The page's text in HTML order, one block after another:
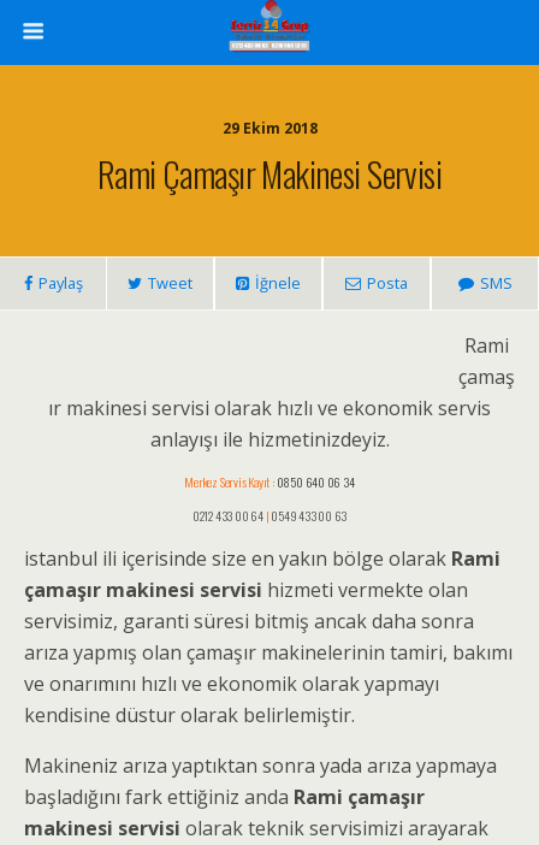
29 Ekim 2018
Rami Çamaşır Makinesi Servisi
Paylaş Tweet İğnele Posta SMS
Rami
çamaş
ır makinesi servisi olarak hızlı ve ekonomik servis
anlayışı ile hizmetinizdeyiz.
Merkez Servis Kayıt :0850 640 06 34
0212 433 00 64|0549 433 00 63
istanbul ili içerisinde size en yakın bölge olarak Rami
çamaşır makinesi servisi hizmeti vermekte olan
servisimiz, garanti süresi bitmiş ancak daha sonra
arıza yapmış olan çamaşır makinelerinin tamiri, bakımı
ve onarımını hızlı ve ekonomik olarak yapmayı
kendisine düstur olarak belirlemiştir.
Makineniz arıza yaptıktan sonra yada arıza yapmaya
başladığını fark ettiğiniz anda Rami çamaşır
makinesi servisi olarak teknik servisimizi arayarak